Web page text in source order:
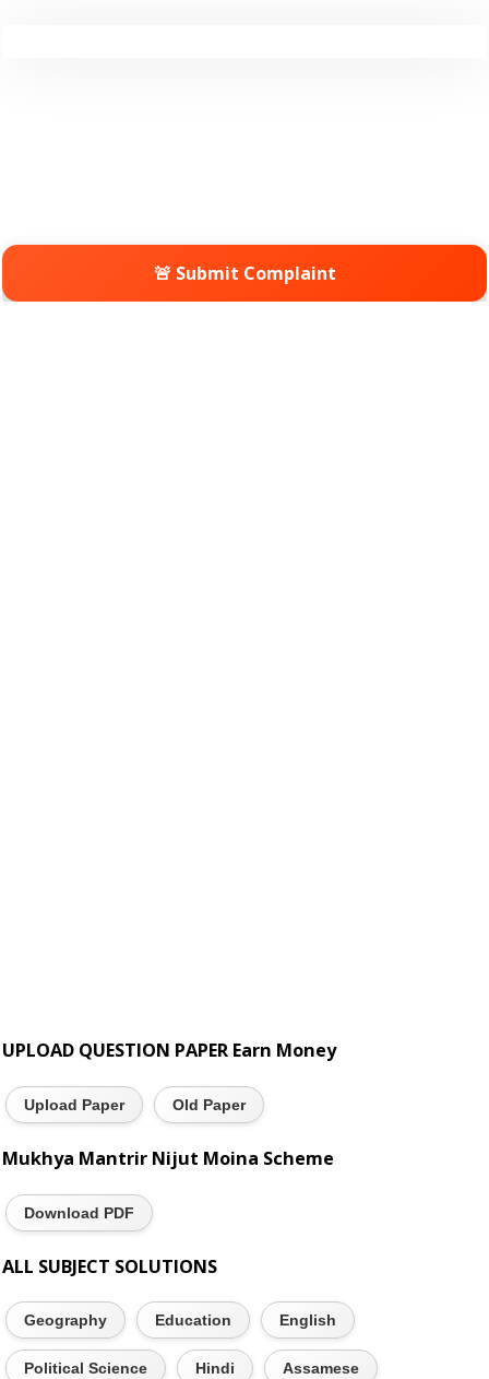
🚨 Submit Complaint
UPLOAD QUESTION PAPER Earn Money
Upload Paper Old Paper
Mukhya Mantrir Nijut Moina Scheme
Download PDF
ALL SUBJECT SOLUTIONS
Geography Education English
Political Science Hindi Assamese